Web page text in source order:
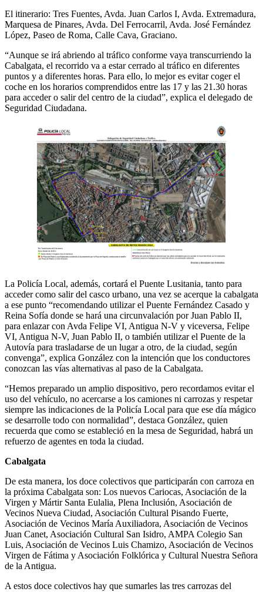
El itinerario: Tres Fuentes, Avda. Juan Carlos I, Avda. Extremadura,
Marquesa de Pinares, Avda. Del Ferrocarril, Avda. José Fernández
López, Paseo de Roma, Calle Cava, Graciano.
“Aunque se irá abriendo al tráfico conforme vaya transcurriendo la
Cabalgata, el recorrido va a estar cerrado al tráfico en diferentes
puntos y a diferentes horas. Para ello, lo mejor es evitar coger el
coche en los horarios comprendidos entre las 17 y las 21.30 horas
para acceder o salir del centro de la ciudad”, explica el delegado de
Seguridad Ciudadana.
La Policía Local, además, cortará el Puente Lusitania, tanto para
acceder como salir del casco urbano, una vez se acerque la cabalgata
a ese punto “recomendando utilizar el Puente Fernández Casado y
Reina Sofía donde se hará una circunvalación por Juan Pablo II,
para enlazar con Avda Felipe VI, Antigua N-V y viceversa, Felipe
VI, Antigua N-V, Juan Pablo II, o también utilizar el Puente de la
Autovía para trasladarse de un lugar a otro, de la ciudad, según
convenga”, explica González con la intención que los conductores
conozcan las vías alternativas al paso de la Cabalgata.
“Hemos preparado un amplio dispositivo, pero recordamos evitar el
uso del vehículo, no acercarse a los camiones ni carrozas y respetar
siempre las indicaciones de la Policía Local para que ese día mágico
se desarrolle todo con normalidad”, destaca González, quien
recuerda que como se estableció en la mesa de Seguridad, habrá un
refuerzo de agentes en toda la ciudad.
Cabalgata
De esta manera, los doce colectivos que participarán con carroza en
la próxima Cabalgata son: Los nuevos Cariocas, Asociación de la
Virgen y Mártir Santa Eulalia, Plena Inclusión, Asociación de
Vecinos Nueva Ciudad, Asociación Cultural Pisando Fuerte,
Asociación de Vecinos María Auxiliadora, Asociación de Vecinos
Juan Canet, Asociación Cultural San Isidro, AMPA Colegio San
Luis, Asociación de Vecinos Luis Chamizo, Asociación de Vecinos
Virgen de Fátima y Asociación Folklórica y Cultural Nuestra Señora
de la Antigua.
A estos doce colectivos hay que sumarles las tres carrozas del